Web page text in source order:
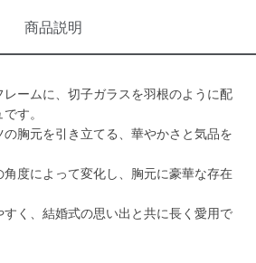
商品説明
ームに、切子ガラスを羽根のように配
す。
胸元を引き立てる、華やかさと気品を
度によって変化し、胸元に豪華な存在
すく、結婚式の思い出と共に長く愛用で